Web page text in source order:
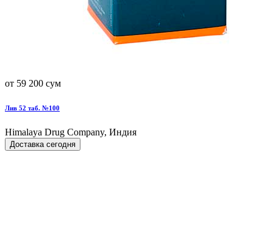
от 59 200 сум
Лив 52 таб. №100
Himalaya Drug Company, Индия
Доставка сегодня